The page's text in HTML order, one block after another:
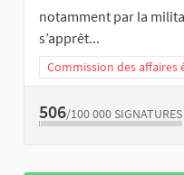
notamment par la
s’apprêt...
Commission des affaires
506/100 000 SIGNATURES